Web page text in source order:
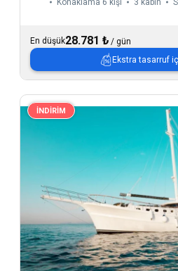
Konaklama 6 kişi 3 kabin
En düşük28.781 ₺ / gün
Ekstra tasarruf
İNDİRİM